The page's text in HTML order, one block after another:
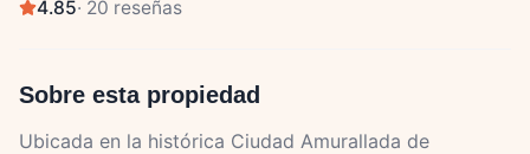
4.85· 20 reseñas
Sobre esta propiedad
Ubicada en la histórica Ciudad Amurallada de